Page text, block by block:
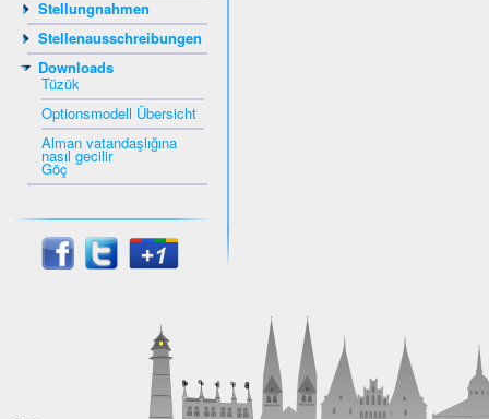
Stellungnahmen
Stellenausschreibungen
Downloads
Tüzük
Optionsmodell Übersicht
Alman vatandaşlığına
nasıl gecilir
Göç